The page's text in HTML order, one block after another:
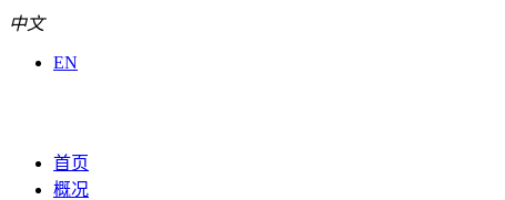
中文
EN
首页
概况